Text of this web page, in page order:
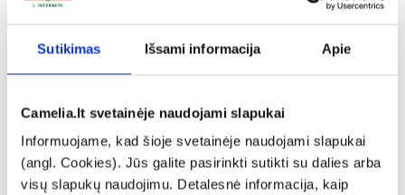
Sutikimas Išsami informacija Apie
Camelia.lt svetainėje naudojami slapukai
Informuojame, kad šioje svetainėje naudojami slapukai
(angl. Cookies). Jūs galite pasirinkti sutikti su dalies arba
visų slapukų naudojimu. Detalesnė informacija, kaip
VITAMINAS C 1000 mg,
3,89 €
Antra prekė -
NEMOKAMAI!
KALIS + MAGNIS, 60 kaps.
11,45 €
Antra prekė -
NEMOKAMAI!